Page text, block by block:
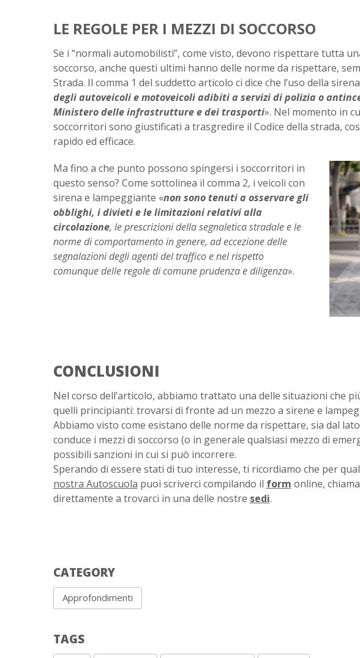
LE REGOLE PER I MEZZI DI SOCCORSO
Se i “normali automobilisti”, come visto, devono rispettare tutta
soccorso, anche questi ultimi hanno delle norme da rispettare,
Strada. Il comma 1 del suddetto articolo ci dice che l’uso della
degli autoveicoli e motoveicoli adibiti a servizi di polizia o
Ministero delle infrastrutture e dei trasporti». Nel momento in
soccorritori sono giustificati a trasgredire il Codice della strada,
rapido ed efficace.
Ma fino a che punto possono spingersi i soccorritori in
questo senso? Come sottolinea il comma 2, i veicoli con
sirena e lampeggiante «non sono tenuti a osservare gli
obblighi, i divieti e le limitazioni relativi alla
circolazione, le prescrizioni della segnaletica stradale e le
norme di comportamento in genere, ad eccezione delle
segnalazioni degli agenti del traffico e nel rispetto
comunque delle regole di comune prudenza e diligenza».
CONCLUSIONI
Nel corso dell’articolo, abbiamo trattato una delle situazioni che
quelli principianti: trovarsi di fronte ad un mezzo a sirene e
Abbiamo visto come esistano delle norme da rispettare, sia dal
conduce i mezzi di soccorso (o in generale qualsiasi mezzo di
possibili sanzioni in cui si può incorrere.
Sperando di essere stati di tuo interesse, ti ricordiamo che per
nostra Autoscuola puoi scriverci compilando il form online,
direttamente a trovarci in una delle nostre sedi.
CATEGORY
Approfondimenti
TAGS